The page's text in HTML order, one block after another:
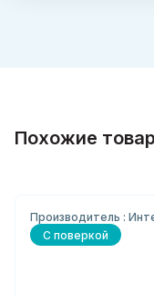
Похожие
Производитель :
С поверкой